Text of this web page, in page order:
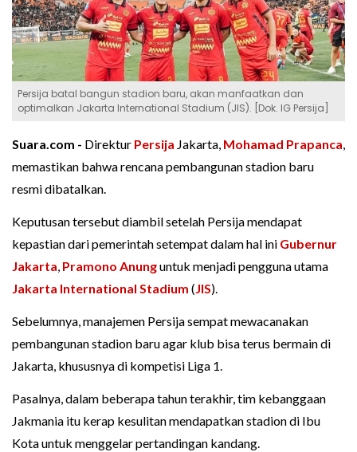
Persija batal bangun stadion baru, akan manfaatkan dan
optimalkan Jakarta International Stadium (JIS). [Dok. IG Persija]
Suara.com - Direktur Persija Jakarta, Mohamad Prapanca,
memastikan bahwa rencana pembangunan stadion baru
resmi dibatalkan.
Keputusan tersebut diambil setelah Persija mendapat
kepastian dari pemerintah setempat dalam hal ini Gubernur
Jakarta, Pramono Anunguntuk menjadi pengguna utama
Jakarta International Stadium (JIS).
Sebelumnya, manajemen Persija sempat mewacanakan
pembangunan stadion baru agar klub bisa terus bermain di
Jakarta, khususnya di kompetisi Liga 1.
Pasalnya, dalam beberapa tahun terakhir, tim kebanggaan
Jakmania itu kerap kesulitan mendapatkan stadion di Ibu
Kota untuk menggelar pertandingan kandang.